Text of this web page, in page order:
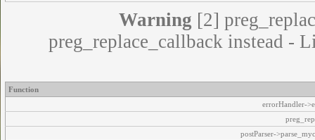
Warning [2]
preg_replace_callback instead -
Function
errorHandler-
postParser-